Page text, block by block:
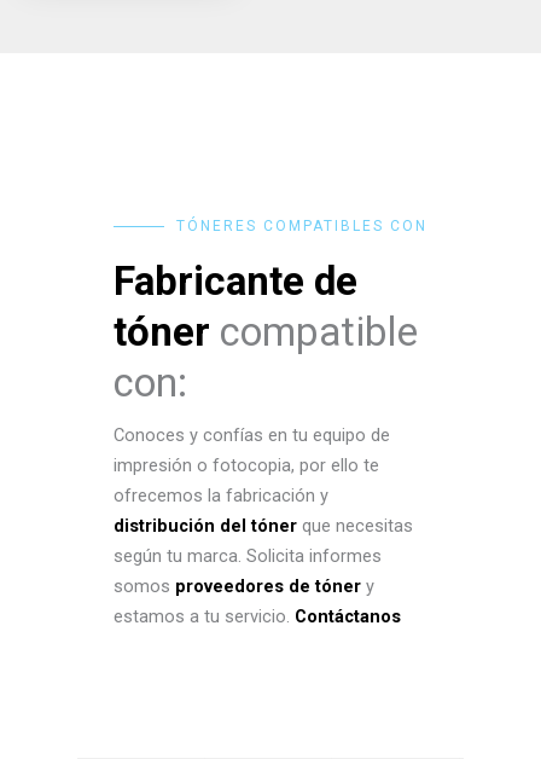
TÓNERES COMPATIBLES CON
Fabricante de
tóner compatible
con:
Conoces y confías en tu equipo de
impresión o fotocopia, por ello te
ofrecemos la fabricación y
distribución del tóner que necesitas
según tu marca. Solicita informes
somos proveedores de tóner y
estamos a tu servicio. Contáctanos